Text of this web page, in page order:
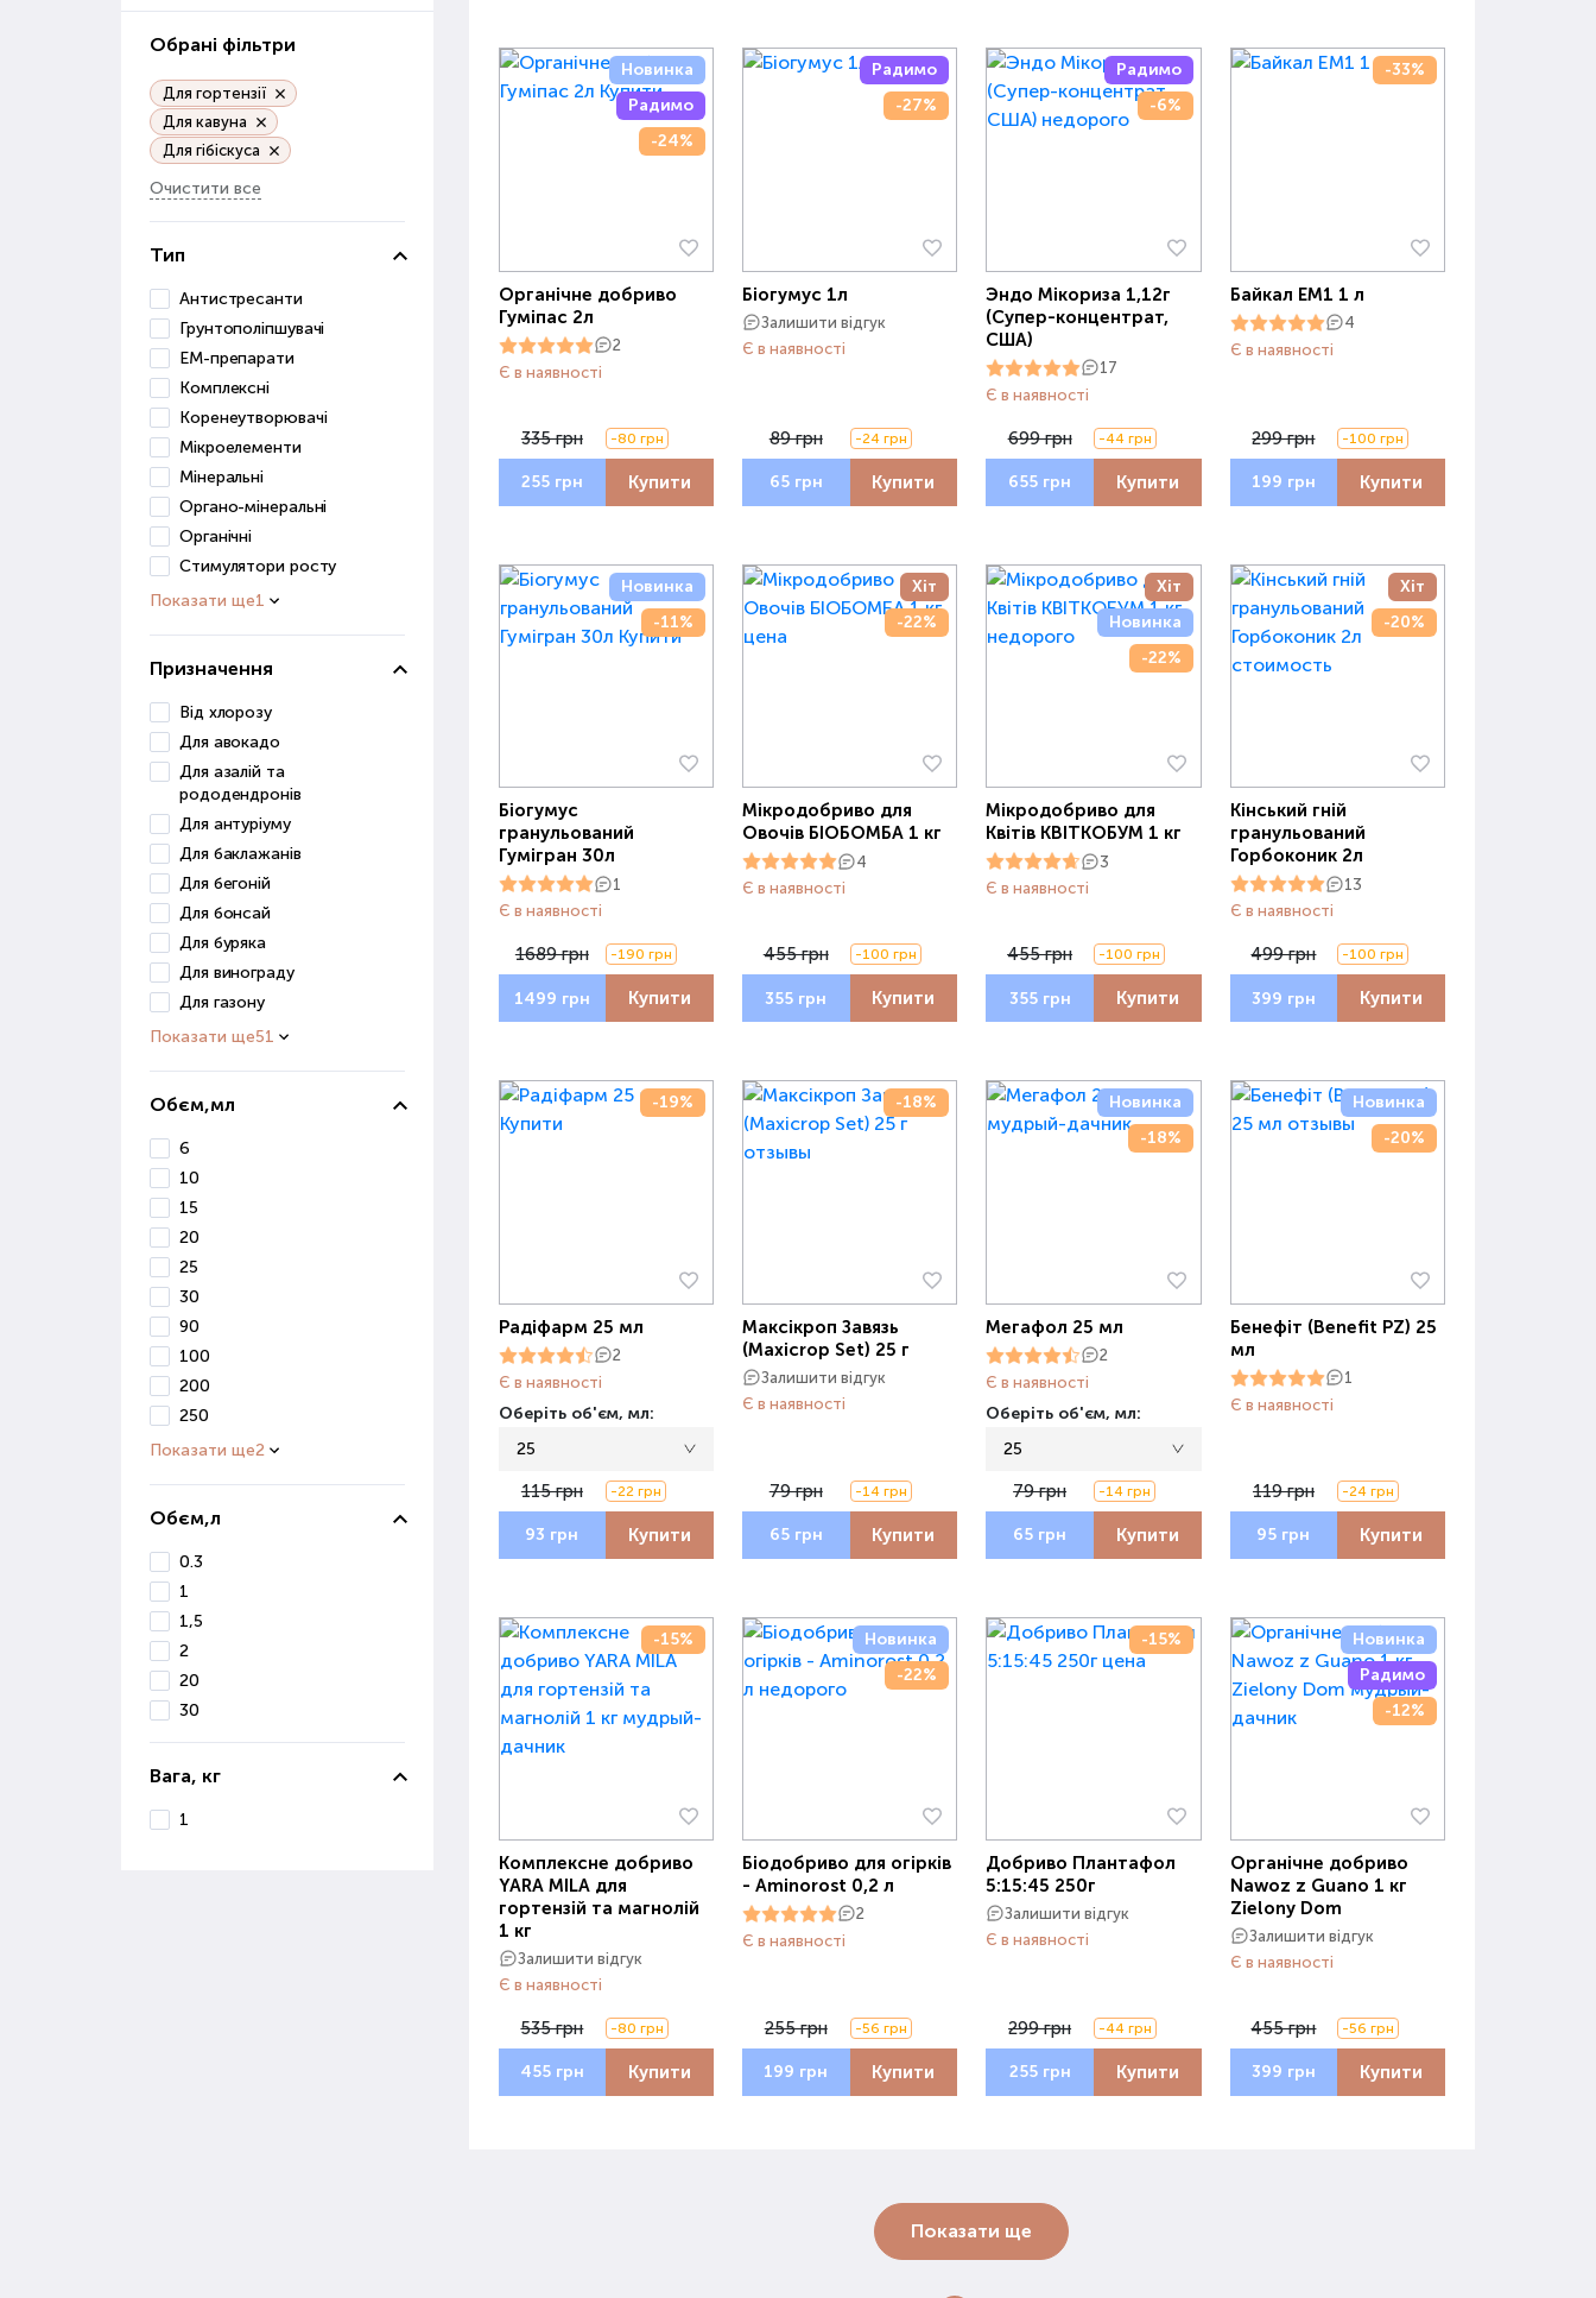
Обрані фільтри
Для гортензії
Для кавуна
Для гібіскуса
Очистити все
Тип
Антистресанти
Грунтополіпшувачі
ЕМ-препарати
Комплексні
Коренеутворювачі
Мікроелементи
Мінеральні
Органо-мінеральні
Органічні
Стимулятори росту
Показати ще1
Призначення
Від хлорозу
Для авокадо
Для азалій та
рододендронів
Для антуріуму
Для баклажанів
Для бегоній
Для бонсай
Для буряка
Для винограду
Для газону
Показати ще51
Обєм,мл
6
10
15
20
25
30
90
100
200
250
Показати ще2
Обєм,л
0.3
1
1,5
2
20
30
Вага, кг
1
Новинка
Радимо
-24%
Органічне добриво
Гуміпас 2л
2
Є в наявності
335 грн -80 грн
255 грн Купити
Радимо
-27%
Біогумус 1л
Залишити відгук
Є в наявності
89 грн -24 грн
65 грн Купити
Радимо
-6%
Эндо Мікориза 1,12г
(Супер-концентрат,
США)
17
Є в наявності
699 грн -44 грн
655 грн Купити
-33%
Байкал ЕМ1 1 л
4
Є в наявності
299 грн -100 грн
199 грн Купити
Новинка
-11%
Біогумус
гранульований
Гумігран 30л
1
Є в наявності
1689 грн -190 грн
1499 грн Купити
Хіт
-22%
Мікродобриво для
Овочів БІОБОМБА 1 кг
4
Є в наявності
455 грн -100 грн
355 грн Купити
Хіт
Новинка
-22%
Мікродобриво для
Квітів КВІТКОБУМ 1 кг
3
Є в наявності
455 грн -100 грн
355 грн Купити
Хіт
-20%
Кінський гній
гранульований
Горбоконик 2л
13
Є в наявності
499 грн -100 грн
399 грн Купити
-19%
Радіфарм 25 мл
2
Є в наявності
Оберіть об'єм, мл:
25
115 грн -22 грн
93 грн Купити
-18%
Максікроп Завязь
(Maxicrop Set) 25 г
Залишити відгук
Є в наявності
79 грн -14 грн
65 грн Купити
Новинка
-18%
Мегафол 25 мл
2
Є в наявності
Оберіть об'єм, мл:
25
79 грн -14 грн
65 грн Купити
Новинка
-20%
Бенефіт (Benefit PZ) 25
мл
1
Є в наявності
119 грн -24 грн
95 грн Купити
-15%
Комплексне добриво
YARA MILA для
гортензій та магнолій
1 кг
Залишити відгук
Є в наявності
535 грн -80 грн
455 грн Купити
Новинка
-22%
Біодобриво для огірків
- Aminorost 0,2 л
2
Є в наявності
255 грн -56 грн
199 грн Купити
-15%
Добриво Плантафол
5:15:45 250г
Залишити відгук
Є в наявності
299 грн -44 грн
255 грн Купити
Новинка
Радимо
-12%
Органічне добриво
Nawoz z Guano 1 кг
Zielony Dom
Залишити відгук
Є в наявності
455 грн -56 грн
399 грн Купити
Показати ще